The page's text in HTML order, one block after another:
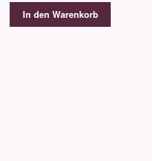
In den Warenkorb